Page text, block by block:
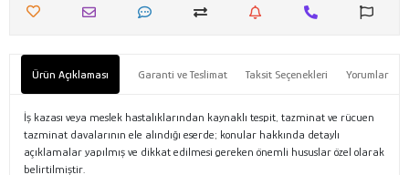
Ürün Açıklaması Garanti ve Teslimat Taksit Seçenekleri Yorumlar
İş kazası veya meslek hastalıklarından kaynaklı tespit, tazminat ve rücuen
tazminat davalarının ele alındığı eserde; konular hakkında detaylı
açıklamalar yapılmış ve dikkat edilmesi gereken önemli hususlar özel olarak
belirtilmiştir.